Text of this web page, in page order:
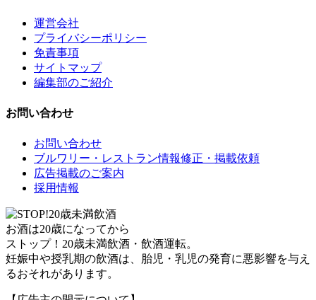
運営会社
プライバシーポリシー
免責事項
サイトマップ
編集部のご紹介
お問い合わせ
お問い合わせ
ブルワリー・レストラン情報修正・掲載依頼
広告掲載のご案内
採用情報
お酒は20歳になってから
ストップ！20歳未満飲酒・飲酒運転。
妊娠中や授乳期の飲酒は、胎児・乳児の発育に悪影響を与え
るおそれがあります。